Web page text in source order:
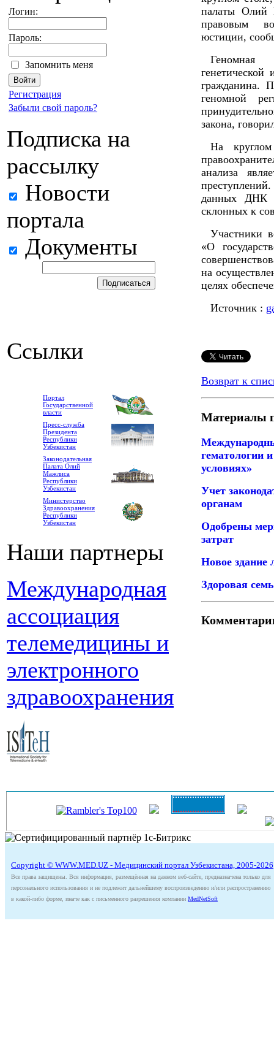
Логин:
Пароль:
Запомнить меня
Регистрация
Забыли свой пароль?
Подписка на
рассылку
Новости
портала
Документы
Ссылки
Портал
Государственной
власти
Пресс-служба
Президента
Республики
Узбекистан
Законодательная
Палата Олий
Мажлиса
Республики
Узбекистан
Министерство
Здравоохранения
Республики
Узбекистан
Наши партнеры
Международная
ассоциация
телемедицины и
электронного
здравоохранения
палаты Олий
правовым
юстиции,
Геномная
гражданина.
геномной
закона,
На круглом
анализа
данных ДНК
склонных к
Участники
«О
на
целях
Источник :
Возврат к
Материалы
гематологии
условиях»
Учет
органам
Одобрены
затрат
Новое здание
Здоровая
Copyright © WWW.MED.UZ - Медицинский портал Узбекистана, 2005-2026
Все права защищены. Вся информация, размещённая на данном веб-сайте, предназначена только для
персонального использования и не подлежит дальнейшему воспроизведению и/или распространению
в какой-либо форме, иначе как с письменного разрешения компании MedNetSoft